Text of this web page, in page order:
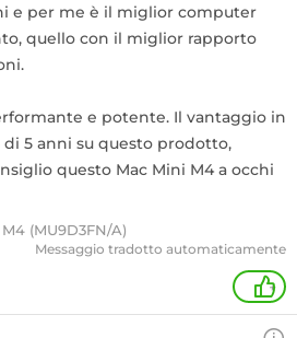
e per me è il miglior computer
quello con il miglior rapporto
e potente. Il vantaggio in
di 5 anni su questo prodotto,
questo Mac Mini M4 a occhi
(MU9D3FN/A)
Messaggio tradotto automaticamente
+